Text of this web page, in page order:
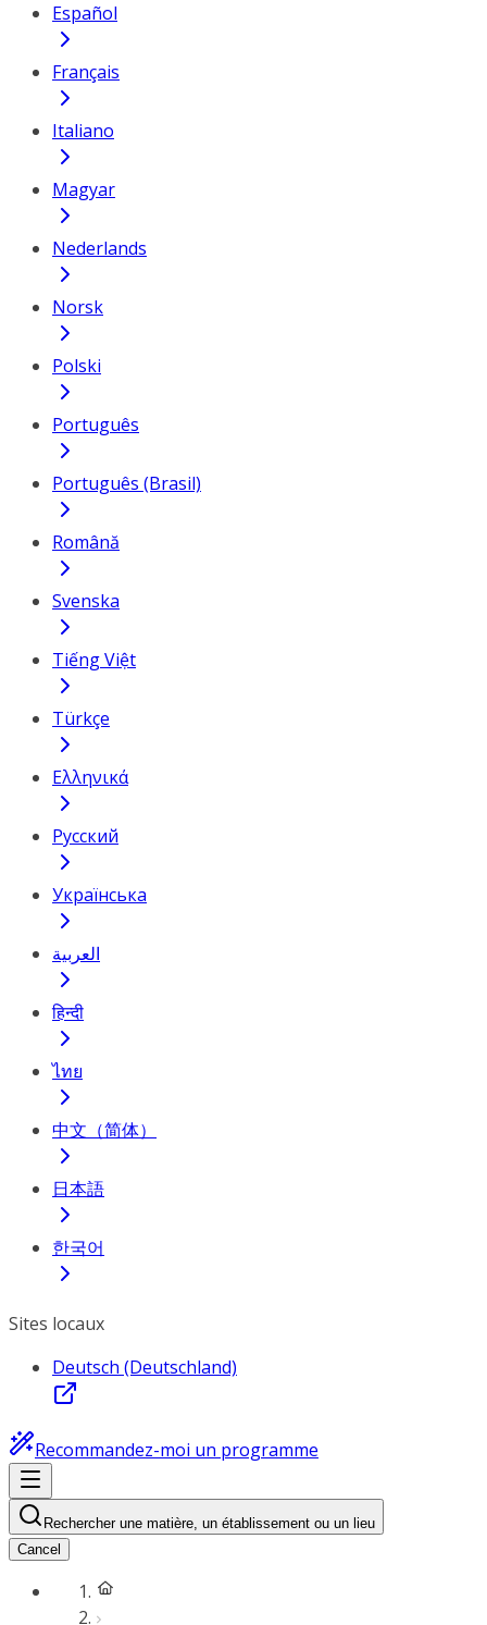
Español
Français
Italiano
Magyar
Nederlands
Norsk
Polski
Português
Português (Brasil)
Română
Svenska
Tiếng Việt
Türkçe
Ελληνικά
Русский
Українська
العربية
हिन्दी
ไทย
中文（简体）
日本語
한국어
Sites locaux
Deutsch (Deutschland)
Recommandez-moi un programme
Rechercher une matière, un établissement ou un lieu
Cancel